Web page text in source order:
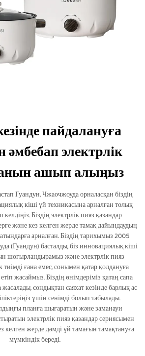
пайдалануға
әмбебап электрлік
ашып алыңыз
Гуандун, Чжаочжоуда орналасқан біздің
кіші үй техникасына арналған толық
Біздің электрлік пияз қазандар
және кез келген жерде тамақ дайындаудың
арналған. Біздің тарихымыз 2005
(Гуандун) басталды, біз инновациялық кіші
шоғырландырамыз және электрлік пияз
ғана емес, сонымен қатар қолдануға
жасаймыз. Біздің өнімдеріміз қатаң сапа
сондықтан саяхат кезінде барлық ас
үшін сенімді болып табылады.
планға шығаратын және заманауи
электрлік пияз қазандар сериясымен
келген жерде дәмді үй тамағын тамақтануға
мүмкіндік береді.